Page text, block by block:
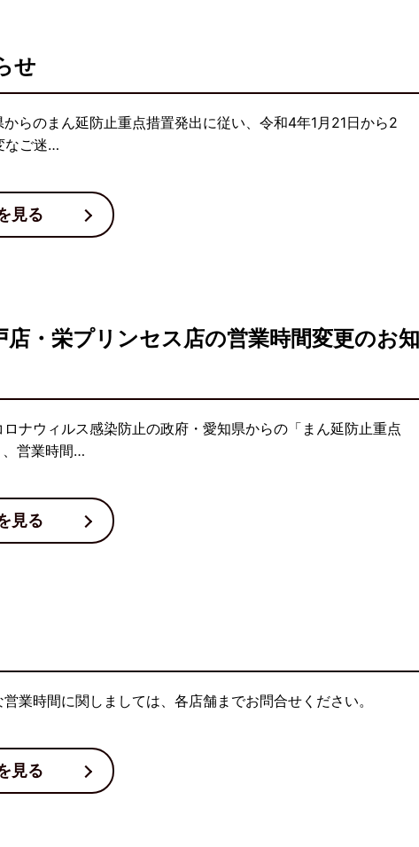
せ
らのまん延防止重点措置発出に従い、令和4年1月21日から2
なご迷…
見る
・栄プリンセス店の営業時間変更のお
ナウィルス感染防止の政府・愛知県からの「まん延防止重点
、営業時間…
見る
業時間に関しましては、各店舗までお問合せください。
見る